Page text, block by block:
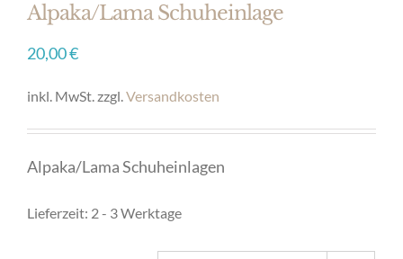
Alpaka/Lama Schuheinlage
20,00€
inkl. MwSt.zzgl.Versandkosten
Alpaka/Lama Schuheinlagen
Lieferzeit: 2 - 3 Werktage